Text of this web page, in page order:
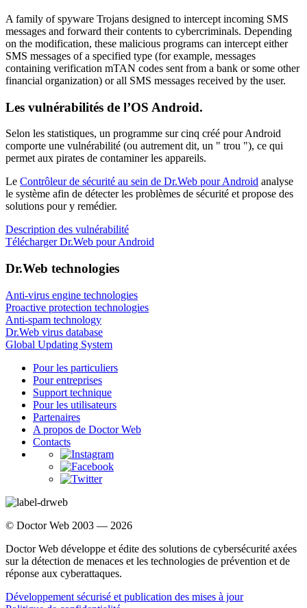
A family of spyware Trojans designed to intercept incoming SMS
messages and forward their contents to cybercriminals. Depending
on the modification, these malicious programs can intercept either
SMS messages of a specified type (for example, messages
containing verification mTAN codes sent from a bank or some other
financial organization) or all SMS messages received by the user.
Les vulnérabilités de l’OS Android.
Selon les statistiques, un programme sur cinq créé pour Android
comporte une vulnérabilité (ou autrement dit, un " trou "), ce qui
permet aux pirates de contaminer les appareils.
Le Contrôleur de sécurité au sein de Dr.Web pour Android analyse
le système afin de détecter les problèmes de sécurité et propose des
solutions pour y remédier.
Description des vulnérabilité
Télécharger Dr.Web pour Android
Dr.Web technologies
Anti-virus engine technologies
Proactive protection technologies
Anti-spam technology
Dr.Web virus database
Global Updating System
Pour les particuliers
Pour entreprises
Support technique
Pour les utilisateurs
Partenaires
A propos de Doctor Web
Contacts
© Doctor Web 2003 — 2026
Doctor Web développe et édite des solutions de cybersécurité axées
sur la détection de menaces et les technologies de prévention et de
réponse aux cyberattaques.
Développement sécurisé et publication des mises à jour